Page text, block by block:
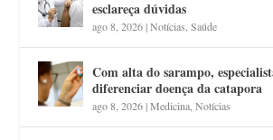
esclareça dúvidas
ago 8, 2026|Notícias ,Saúde
Com alta do sarampo,
diferenciar doença da catapora
ago 8, 2026|Medicina ,Notícias